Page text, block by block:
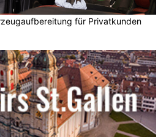
für Privatkunden